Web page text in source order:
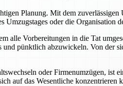
Planung. Mit dem
Umzugstages oder die
alle Vorbereitungen in die Tat
pünktlich abzuwickeln. Von der
oder Firmenumzügen, ist
auf das Wesentliche